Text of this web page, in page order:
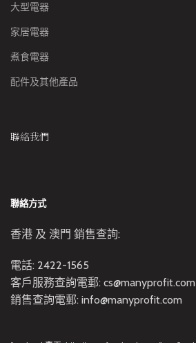
大型電器
家居電器
煮食電器
配件及其他產品
聯絡我們
聯絡方式
香港 及 澳門 銷售查詢:
電話: 2422-1565
客戶服務查詢電郵: cs@manyprofit.com
銷售查詢電郵: info@manyprofit.com